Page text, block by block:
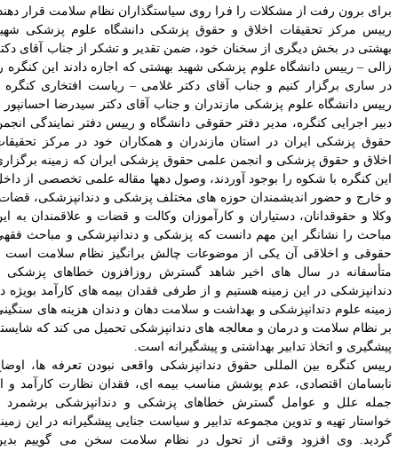
برون­ رفت از مشکلات را فرا روی سیاستگذاران نظام سلامت قرار دهند.
مرکز تحقیقات اخلاق و حقوق پزشکی دانشگاه علوم پزشکی شهید
در بخش دیگری از سخنان خود، ضمن تقدیر و تشکر از جناب آقای دکتر
– رییس دانشگاه علوم پزشکی شهید بهشتی که اجازه دادند این کنگره را
ساری برگزار کنیم و جناب آقای دکتر غلامی – ریاست افتخاری کنگره و
دانشگاه علوم پزشکی مازندران و جناب آقای دکتر سیدرضا احسانپور –
اجرایی کنگره، مدیر دفتر حقوقی دانشگاه و رییس دفتر نمایندگی انجمن
پزشکی ایران در استان مازندران و همکاران خود در مرکز تحقیقات
و حقوق پزشکی و انجمن علمی حقوق پزشکی ایران که زمینه برگزاری
کنگره با شکوه را بوجود آوردند، وصول دهها مقاله علمی تخصصی از داخل
خارج و حضور اندیشمندان حوزه ­های مختلف پزشکی و دندانپزشکی، قضات،
و حقوقدانان، دستیاران و کارآموزان وکالت و قضات و علاقمندان به این
را نشانگر این مهم دانست که پزشکی و دندانپزشکی و مباحث فقهی
و اخلاقی آن یکی از موضوعات چالش برانگیز نظام سلامت است و
در سال­ های اخیر شاهد گسترش روزافزون خطاهای پزشکی و
در این زمینه هستیم و از طرفی فقدان بیمه­ های کارآمد بویژه در
علوم دندانپزشکی و بهداشت و سلامت دهان و دندان هزینه ­های سنگینی
نظام سلامت و درمان و معالجه­ های دندانپزشکی تحمیل می­ کند که شایسته
و اتخاذ تدابیر بهداشتی و پیشگیرانه است.
کنگره بین ­المللی حقوق دندانپزشکی واقعی نبودن تعرفه ­ها، اوضاع
اقتصادی، عدم پوشش مناسب بیمه ­ای، فقدان نظارت کارآمدو از
علل و عوامل گسترش خطاهای پزشکی و دندانپزشکی برشمرد و
تهیه و تدوین مجموعه تدابیر و سیاست جنایی پیشگیرانه در این زمینه
وی افزود وقتی از تحول در نظام سلامت سخن می ­گوییم بدین